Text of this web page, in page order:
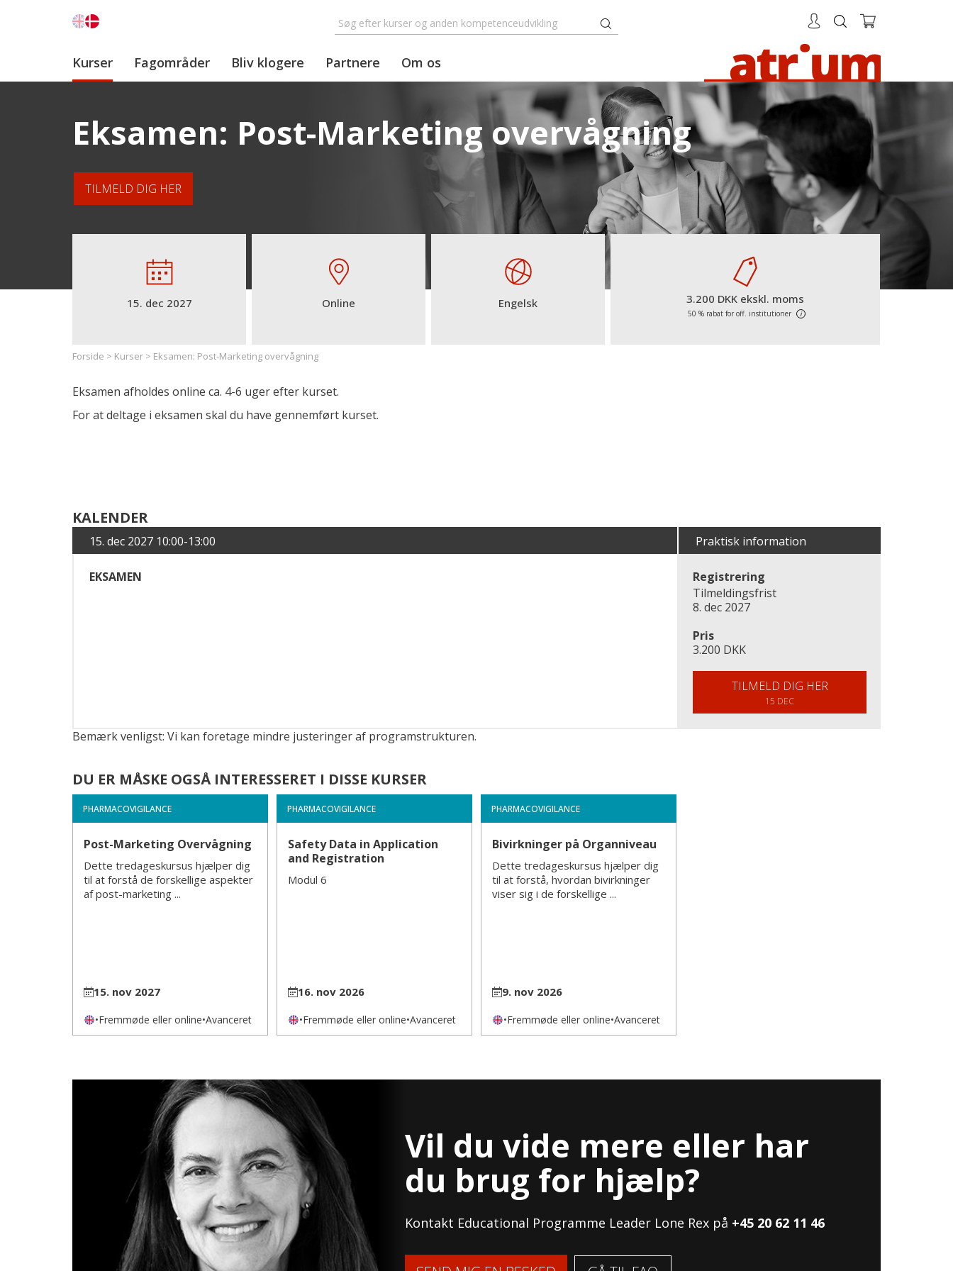
Kurser Fagområder Bliv klogere Partnere Om os
Eksamen: Post-Marketing overvågning
TILMELD DIG HER
15. dec 2027 Online Engelsk 3.200 DKK ekskl. moms
50 % rabat for off. institutioner i
Forside > Kurser > Eksamen: Post-Marketing overvågning
Eksamen afholdes online ca. 4-6 uger efter kurset.
For at deltage i eksamen skal du have gennemført kurset.
KALENDER
15. dec 2027 10:00-13:00
EKSAMEN
Praktisk information
Registrering
Tilmeldingsfrist
8. dec 2027
Pris
3.200 DKK
TILMELD DIG HER
15 DEC
Bemærk venligst: Vi kan foretage mindre justeringer af programstrukturen.
DU ER MÅSKE OGSÅ INTERESSERET I DISSE KURSER
PHARMACOVIGILANCE
Post-Marketing Overvågning
Dette tredageskursus hjælper dig
til at forstå de forskellige aspekter
af post-marketing ...
15. nov 2027
•Fremmøde eller online•Avanceret
PHARMACOVIGILANCE
Safety Data in Application
and Registration
Modul 6
16. nov 2026
•Fremmøde eller online•Avanceret
PHARMACOVIGILANCE
Bivirkninger på Organniveau
Dette tredageskursus hjælper dig
til at forstå, hvordan bivirkninger
viser sig i de forskellige ...
9. nov 2026
•Fremmøde eller online•Avanceret
Vil du vide mere eller har
du brug for hjælp?
Kontakt Educational Programme Leader Lone Rex på +45 20 62 11 46